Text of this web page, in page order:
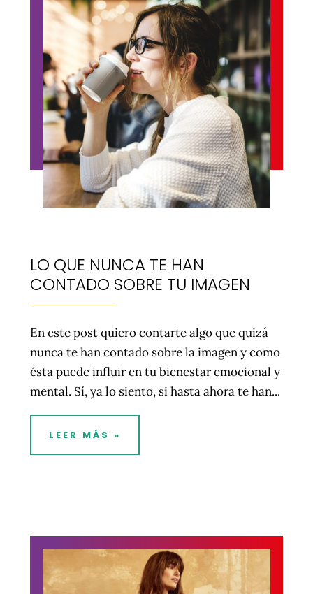
LO QUE NUNCA TE HAN
CONTADO SOBRE TU IMAGEN
En este post quiero contarte algo que quizá
nunca te han contado sobre la imagen y como
ésta puede influir en tu bienestar emocional y
mental. Sí, ya lo siento, si hasta ahora te han...
LEER MÁS »